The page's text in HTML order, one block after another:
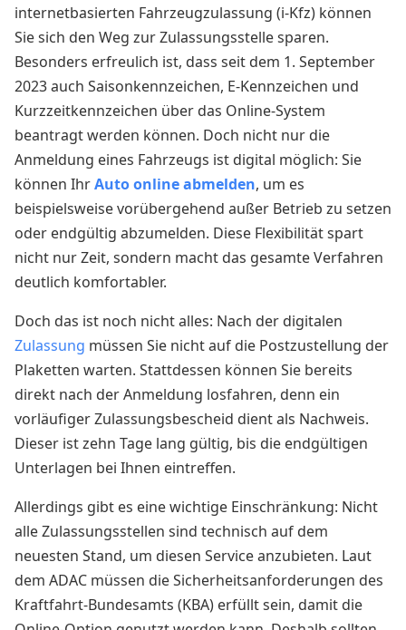
internetbasierten Fahrzeugzulassung (i-Kfz) können
Sie sich den Weg zur Zulassungsstelle sparen.
Besonders erfreulich ist, dass seit dem 1. September
2023 auch Saisonkennzeichen, E-Kennzeichen und
Kurzzeitkennzeichen über das Online-System
beantragt werden können. Doch nicht nur die
Anmeldung eines Fahrzeugs ist digital möglich: Sie
können IhrAuto online abmelden, um es
beispielsweise vorübergehend außer Betrieb zu setzen
oder endgültig abzumelden. Diese Flexibilität spart
nicht nur Zeit, sondern macht das gesamte Verfahren
deutlich komfortabler.
Doch das ist noch nicht alles: Nach der digitalen
Zulassung müssen Sie nicht auf die Postzustellung der
Plaketten warten. Stattdessen können Sie bereits
direkt nach der Anmeldung losfahren, denn ein
vorläufiger Zulassungsbescheid dient als Nachweis.
Dieser ist zehn Tage lang gültig, bis die endgültigen
Unterlagen bei Ihnen eintreffen.
Allerdings gibt es eine wichtige Einschränkung: Nicht
alle Zulassungsstellen sind technisch auf dem
neuesten Stand, um diesen Service anzubieten. Laut
dem ADAC müssen die Sicherheitsanforderungen des
Kraftfahrt-Bundesamts (KBA) erfüllt sein, damit die